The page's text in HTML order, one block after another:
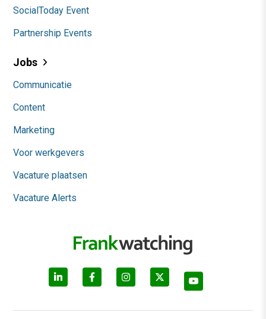
SocialToday Event
Partnership Events
Jobs
Communicatie
Content
Marketing
Voor werkgevers
Vacature plaatsen
Vacature Alerts